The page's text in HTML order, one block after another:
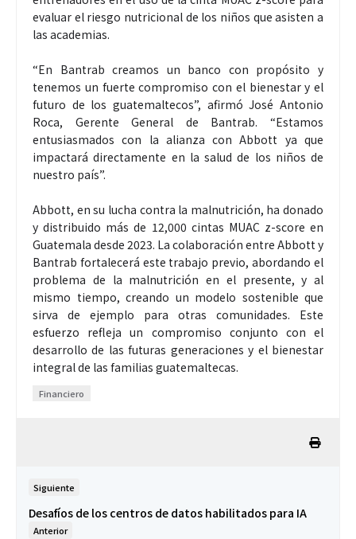
evaluar el riesgo nutricional de los niños que asisten a
las academias.
“En Bantrab creamos un banco con propósito y
tenemos un fuerte compromiso con el bienestar y el
futuro de los guatemaltecos”, afirmó José Antonio
Roca, Gerente General de Bantrab. “Estamos
entusiasmados con la alianza con Abbott ya que
impactará directamente en la salud de los niños de
nuestro país”.
Abbott, en su lucha contra la malnutrición, ha donado
y distribuido más de 12,000 cintas MUAC z-score en
Guatemala desde 2023. La colaboración entre Abbott y
Bantrab fortalecerá este trabajo previo, abordando el
problema de la malnutrición en el presente, y al
mismo tiempo, creando un modelo sostenible que
sirva de ejemplo para otras comunidades. Este
esfuerzo refleja un compromiso conjunto con el
desarrollo de las futuras generaciones y el bienestar
integral de las familias guatemaltecas.
Financiero
Siguiente
Desafíos de los centros de datos habilitados para IA
Anterior